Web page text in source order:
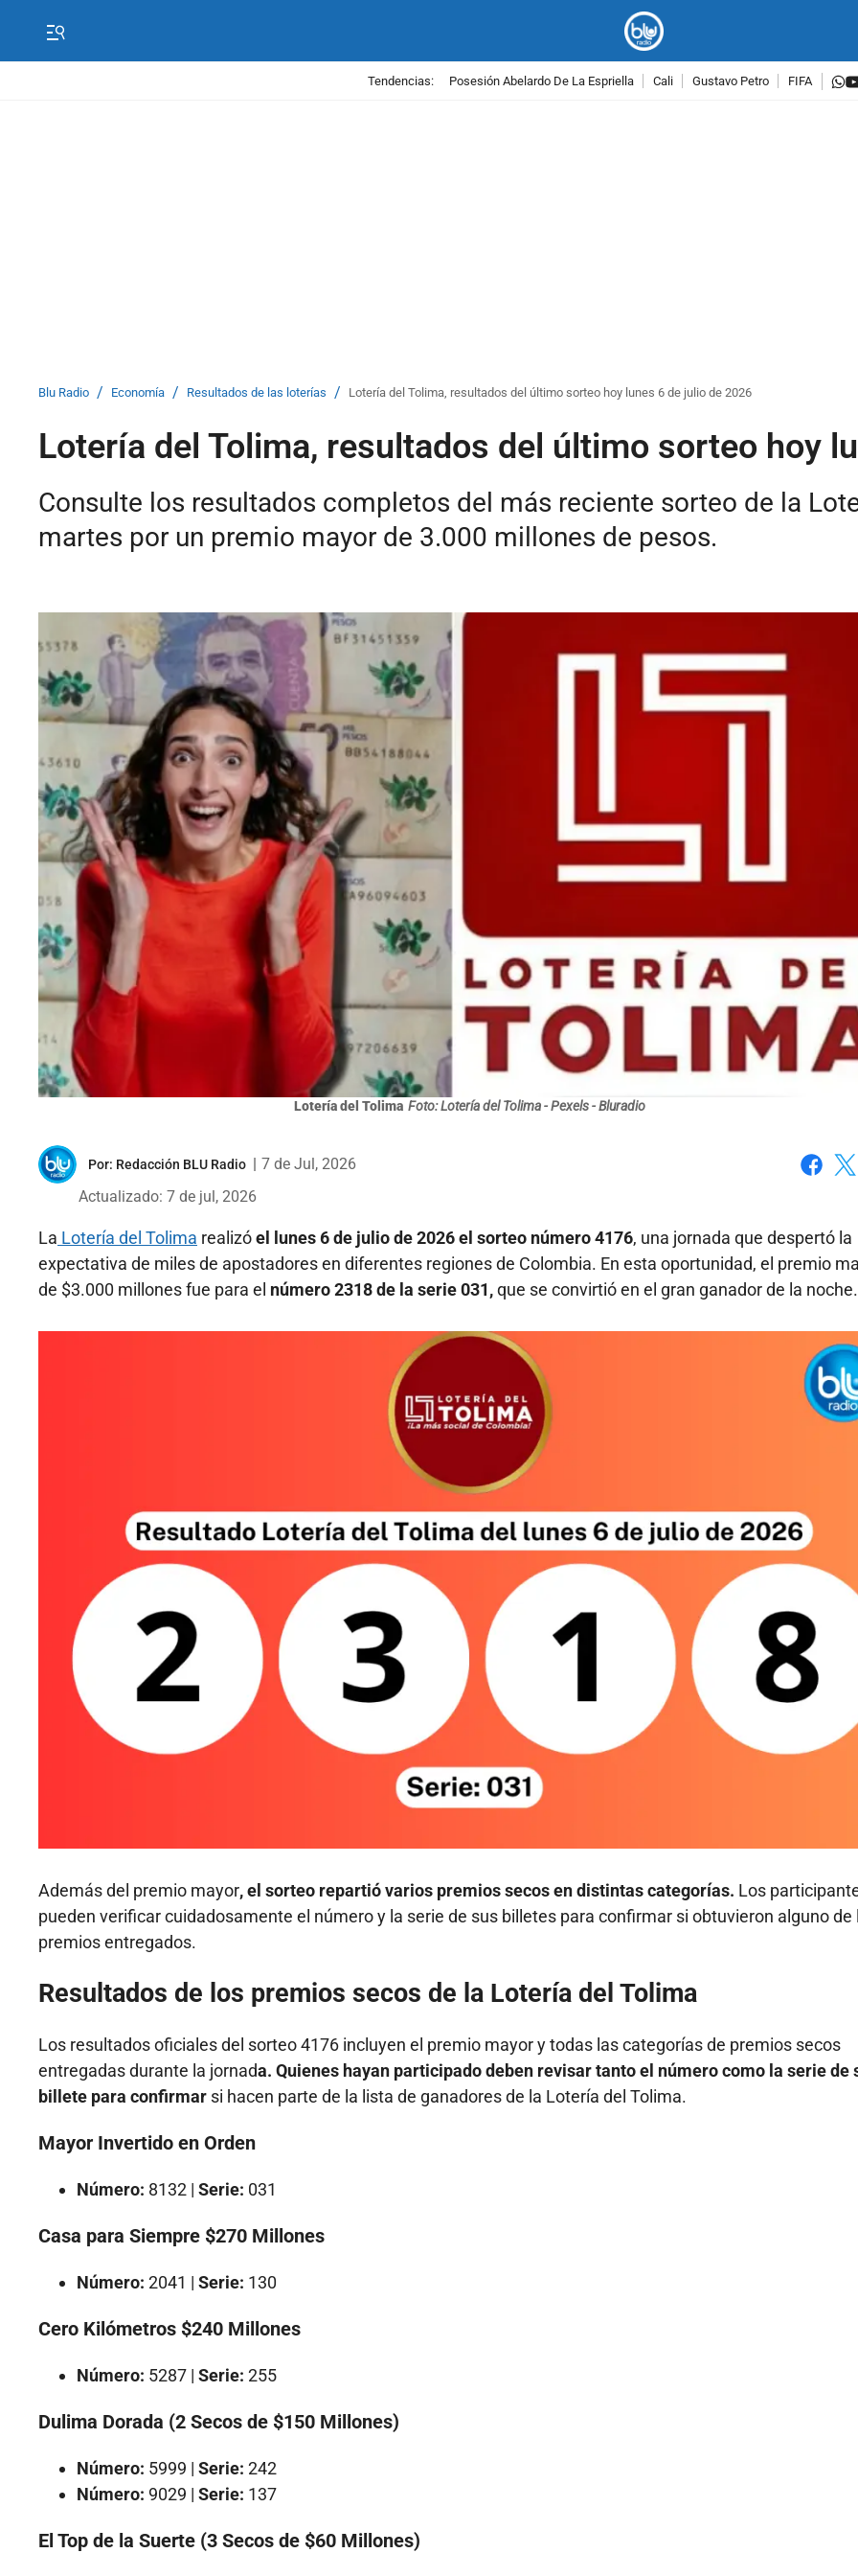
Tendencias: Posesión Abelardo De La Espriella Cali Gustavo Petro FIFA
Blu Radio / Economía / Resultados de las loterías / Lotería del Tolima, resultados del último sorteo hoy lunes 6 de julio de 2026
Lotería del Tolima, resultados del último sorteo hoy
Consulte los resultados completos del más reciente sorteo de la
martes por un premio mayor de 3.000 millones de pesos.
Lotería del Tolima Foto: Lotería del Tolima - Pexels - Bluradio
Por: Redacción BLU Radio
7 de Jul, 2026
Actualizado: 7 de jul, 2026
La Lotería del Tolima realizóel lunes 6 de julio de 2026 el sorteo número 4176, una jornada que despertó la
expectativa de miles de apostadores en diferentes regiones de Colombia. En esta oportunidad, el premio
de $3.000 millones fue para el número 2318 de la serie 031,que se convirtió en el gran ganador de la noche.
Además del premio mayor, el sorteo repartió varios premios secos en distintas categorías. Los
pueden verificar cuidadosamente el número y la serie de sus billetes para confirmar si obtuvieron alguno de
premios entregados.
Resultados de los premios secos de la Lotería del Tolima
Los resultados oficiales del sorteo 4176 incluyen el premio mayor y todas las categorías de premios secos
entregadas durante la jornada. Quienes hayan participado deben revisar tanto el número como la serie de
billete para confirmar si hacen parte de la lista de ganadores de la Lotería del Tolima.
Mayor Invertido en Orden
Número: 8132 | Serie: 031
Casa para Siempre $270 Millones
Número: 2041 | Serie: 130
Cero Kilómetros $240 Millones
Número: 5287 | Serie: 255
Dulima Dorada (2 Secos de $150 Millones)
Número: 5999 | Serie: 242
Número: 9029 | Serie: 137
El Top de la Suerte (3 Secos de $60 Millones)